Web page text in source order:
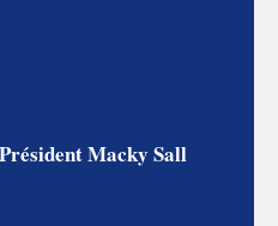
Macky Sall